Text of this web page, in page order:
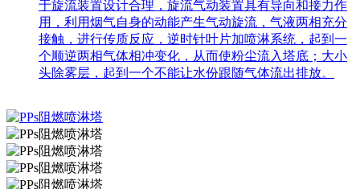
于旋流装置设计合理，旋流气动装置具有导向和接力作
用，利用烟气自身的动能产生气动旋流，气液两相充分
接触，进行传质反应，逆时针叶片加喷淋系统，起到一
个顺逆两相气体相冲变化，从而使粉尘流入塔底；大小
头除雾层，起到一个不能让水份跟随气体流出排放。